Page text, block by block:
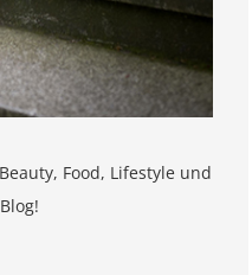
Food, Lifestyle und